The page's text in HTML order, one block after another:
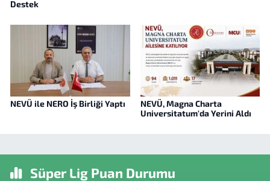
Destek
NEVÜ ile NERO İş Birliği Yaptı
NEVÜ, Magna Charta
Universitatum'da Yerini Aldı
Süper Lig Puan Durumu